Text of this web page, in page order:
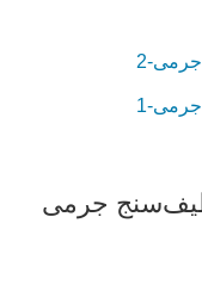
طیف‌سنج جرمی